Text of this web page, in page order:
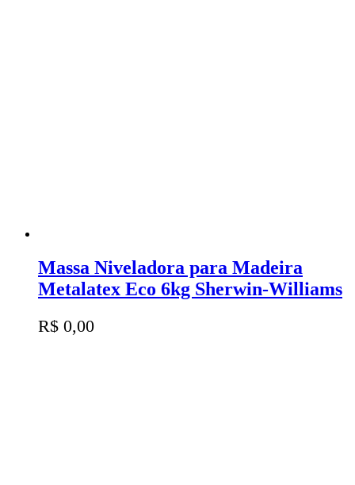
Massa Niveladora para Madeira
Metalatex Eco 6kg Sherwin-Williams
R$ 0,00